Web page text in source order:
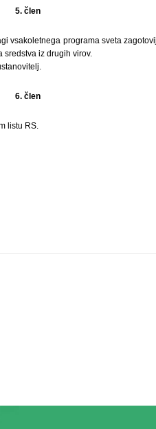
5. člen
vsakoletnega programa sveta
iz drugih virov.
6. člen
listu RS.